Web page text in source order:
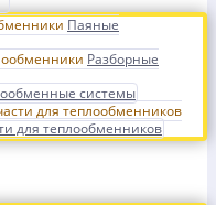
Паяные
Разборные
системы
для теплообменников